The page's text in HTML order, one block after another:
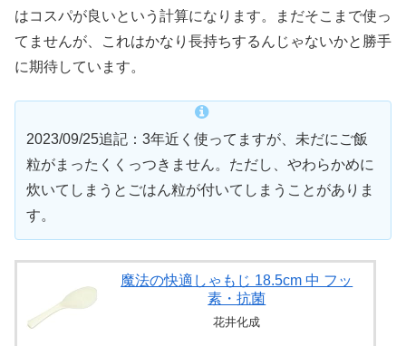
はコスパが良いという計算になります。まだそこまで使っ
てませんが、これはかなり長持ちするんじゃないかと勝手
に期待しています。
2023/09/25追記：3年近く使ってますが、未だにご飯
粒がまったくくっつきません。ただし、やわらかめに
炊いてしまうとごはん粒が付いてしまうことがありま
す。
魔法の快適しゃもじ 18.5cm 中 フッ
素・抗菌
花井化成